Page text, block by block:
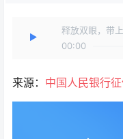
释放双眼，带
00:00
来源： 中国人民银行